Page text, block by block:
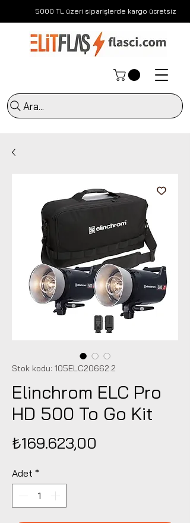
5000 TL üzeri siparişlerde kargo ücretsiz
Ara...
Stok kodu: 105ELC20662.2
Elinchrom ELC Pro
HD 500 To Go Kit
₺169.623,00
Adet *